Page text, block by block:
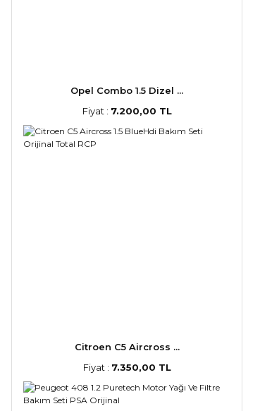
Opel Combo 1.5 Dizel ...
Fiyat : 7.200,00 TL
Citroen C5 Aircross ...
Fiyat : 7.350,00 TL